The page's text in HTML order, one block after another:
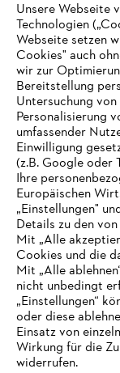
Unternehmen
Online Shop
Service
IHR
Unsere Webseite
Technologien
Webseite setzen
Cookies" auch
wir zur
Bereitstellung
Untersuchung
Personalisierung
umfassender
Einwilligung
(z.B. Google oder
Ihre
Europäischen
„Einstellungen"
Details zu den
Mit „Alle
Cookies und die
Mit „Alle
nicht unbedingt
„Einstellungen“
oder diese
Einsatz von
Wirkung für die
widerrufen.